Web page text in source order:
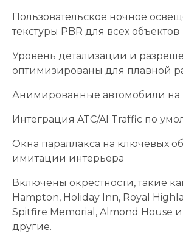
Пользовательское ночное
текстуры PBR для всех объектов
Уровень детализации и
оптимизированы для плавной
Анимированные автомобили на
Интеграция ATC/AI Traffic по
Окна параллакса на ключевых
имитации интерьера
Включены окрестности, такие
Hampton, Holiday Inn, Royal
Spitfire Memorial, Almond House
другие.